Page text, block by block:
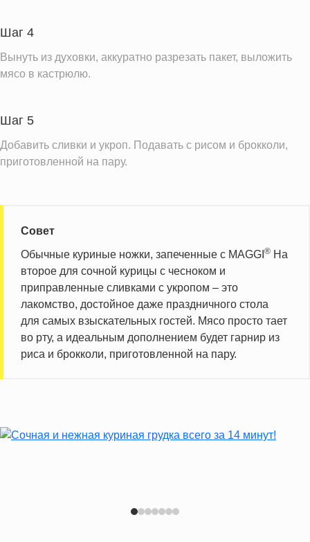
Шаг 4
Вынуть из духовки, аккуратно разрезать пакет, выложить
мясо в кастрюлю.
Шаг 5
Добавить сливки и укроп. Подавать с рисом и брокколи,
приготовленной на пару.
Совет
Обычные куриные ножки, запеченные с MAGGI ® На
второе для сочной курицы с чесноком и
приправленные сливками с укропом – это
лакомство, достойное даже праздничного стола
для самых взыскательных гостей. Мясо просто тает
во рту, а идеальным дополнением будет гарнир из
риса и брокколи, приготовленной на пару.